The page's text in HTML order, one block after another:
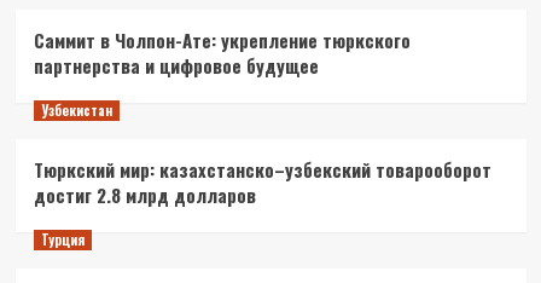
Саммит в Чолпон-Ате: укрепление тюркского
партнерства и цифровое будущее
Узбекистан
Тюркский мир: казахстанско–узбекский товарооборот
достиг 2.8 млрд долларов
Турция